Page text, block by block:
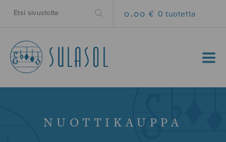
0.00 € 0 tuotetta
MENU
NUOTTIKAUPPA